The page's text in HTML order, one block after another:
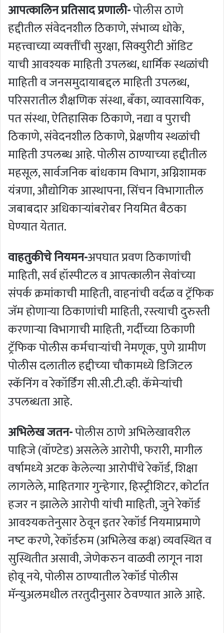
आपत्कालिन प्रतिसाद प्रणाली-पोलीस ठाणे
हद्दीतील संवेदनशील ठिकाणे, संभाव्य धोके,
महत्त्वाच्या व्यक्‍तींची सुरक्षा, सिक्युरीटी ऑडिट
याची आवश्यक माहिती उपलब्ध, धार्मिक स्थळांची
माहिती व जनसमुदायाबद्दल माहिती उपलब्ध,
परिसरातील शैक्षणिक संस्था, बँका, व्यावसायिक,
पत संस्था, ऐतिहासिक ठिकाणे, नद्या व पुराची
ठिकाणे, संवेदनशील ठिकाणे, प्रेक्षणीय स्थळांची
माहिती उपलब्‍ध आहे. पोलीस ठाण्‍याच्‍या हद्दीतील
महसूल, सार्वजनिक बांधकाम विभाग, अग्निशामक
यंत्रणा, औद्योगिक आस्‍थापना, सिंचन विभागातील
जबाबदार अधिकाऱ्यांबरोबर नियमित बैठका
घेण्‍यात येतात.
वाहतुकीचे नियमन-अपघात प्रवण ठिकाणांची
माहिती, सर्व हॉस्पीटल व आपत्कालीन सेवांच्‍या
संपर्क क्रमांकाची माहिती, वाहनांची वर्दळ व ट्रॅफिक
जॅम होणाऱ्या ठिकाणांची माहिती, रस्त्याची दुरुस्ती
करणाऱ्या विभागाची माहिती, गर्दीच्या ठिकाणी
ट्रॅफिक पोलीस कर्मचाऱ्यांची नेमणूक, पुणे ग्रामीण
पोलीस दलातील हद्दीच्‍या चौकामध्ये डिजिटल
स्‍कॅनिंग व रेकॉर्डिंग सी.सी.टी.व्ही. कॅमेऱ्यांची
उपलब्धता आहे.
अभिलेख जतन-पोलीस ठाणे अभिलेखावरील
पाहिजे (वॉण्‍टेड) असलेले आरोपी, फरारी, मागील
वर्षामध्‍ये अटक केलेल्या आरोपींचे रेकॉर्ड, शिक्षा
लागलेले, माहितगार गुन्‍हेगार, हिस्‍ट्रीशिटर, कोर्टात
हजर न झालेले आरोपी यांची माहिती, जुने रेकॉर्ड
आवश्‍यकतेनुसार ठेवून इतर रेकॉर्ड नियमाप्रमाणे
नष्‍ट करणे, रेकॉर्डरुम (अभिलेख कक्ष) व्‍यवस्थित व
सुस्थितीत असावी, जेणेकरुन वाळवी लागून नाश
होवू नये, पोलीस ठाण्‍यातील रेकॉर्ड पोलीस
मॅन्‍युअलमधील तरतुदीनुसार ठेवण्‍यात आले आहे.